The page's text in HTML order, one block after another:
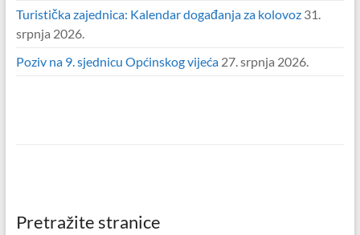
Turistička zajednica: Kalendar događanja za kolovoz 31.
srpnja 2026.
Poziv na 9. sjednicu Općinskog vijeća 27. srpnja 2026.
Pretražite stranice